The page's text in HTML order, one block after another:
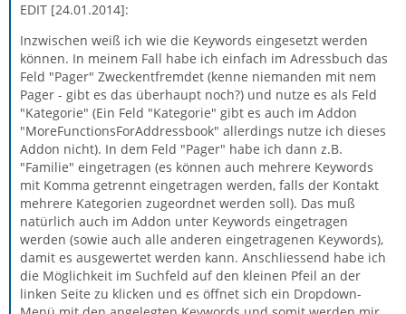
EDIT [24.01.2014]:
Inzwischen weiß ich wie die Keywords eingesetzt werden
können. In meinem Fall habe ich einfach im Adressbuch das
Feld "Pager" Zweckentfremdet (kenne niemanden mit nem
Pager - gibt es das überhaupt noch?) und nutze es als Feld
"Kategorie" (Ein Feld "Kategorie" gibt es auch im Addon
"MoreFunctionsForAddressbook" allerdings nutze ich dieses
Addon nicht). In dem Feld "Pager" habe ich dann z.B.
"Familie" eingetragen (es können auch mehrere Keywords
mit Komma getrennt eingetragen werden, falls der Kontakt
mehrere Kategorien zugeordnet werden soll). Das muß
natürlich auch im Addon unter Keywords eingetragen
werden (sowie auch alle anderen eingetragenen Keywords),
damit es ausgewertet werden kann. Anschliessend habe ich
die Möglichkeit im Suchfeld auf den kleinen Pfeil an der
linken Seite zu klicken und es öffnet sich ein Dropdown-